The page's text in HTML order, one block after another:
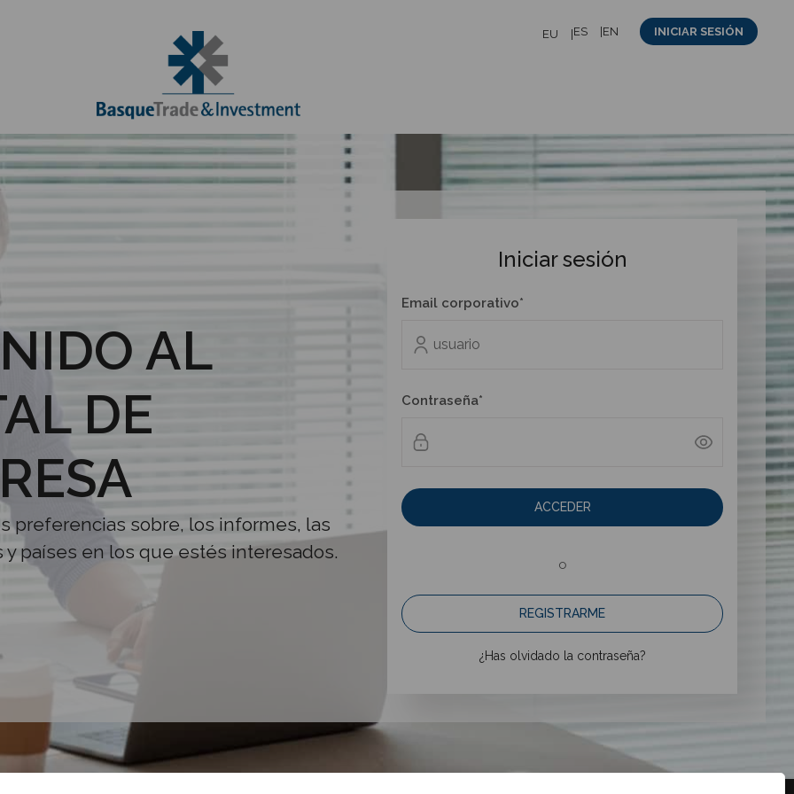
EU ES EN INICIAR SESIÓN
AL
DE
preferencias sobre, los informes, las
países en los que estés interesados.
Iniciar sesión
Email corporativo*
Contraseña*
ACCEDER
o
REGISTRARME
¿Has olvidado la contraseña?